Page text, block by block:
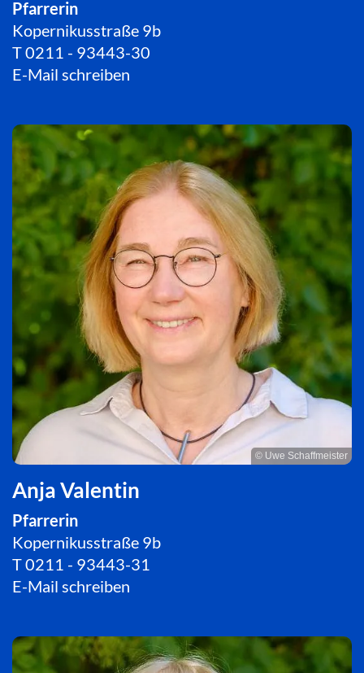
Pfarrerin
Kopernikusstraße 9b
T0211 - 93443-30
E-Mail schreiben
© Uwe Schaffmeister
Anja Valentin
Pfarrerin
Kopernikusstraße 9b
T0211 - 93443-31
E-Mail schreiben